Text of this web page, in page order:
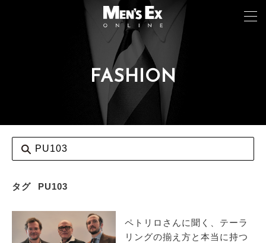
FASHION
タグ PU103
ペトリロさんに聞く、テーラ
リングの揃え方と本当に持つ
CAR&BIKE
LIFESTYLE
COLUMN
MAGAZINE